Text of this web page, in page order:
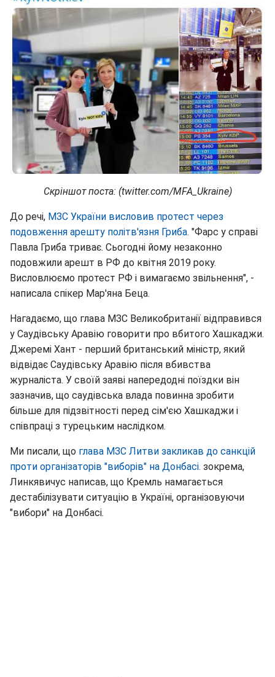
Скріншот поста: (twitter.com/MFA_Ukraine)
До речі, МЗС України висловив протест через
подовження арешту політв'язня Гриба. "Фарс у справі
Павла Гриба триває. Сьогодні йому незаконно
подовжили арешт в РФ до квітня 2019 року.
Висловлюємо протест РФ і вимагаємо звільнення", -
написала спікер Мар'яна Беца.
Нагадаємо, що глава МЗС Великобританії відправився
у Саудівську Аравію говорити про вбитого Хашкаджи.
Джеремі Хант - перший британський міністр, який
відвідає Саудівську Аравію після вбивства
журналіста. У своїй заяві напередодні поїздки він
зазначив, що саудівська влада повинна зробити
більше для підзвітності перед сім'єю Хашкаджи і
співпраці з турецьким наслідком.
Ми писали, що глава МЗС Литви закликав до санкцій
проти організаторів "виборів" на Донбасі. зокрема,
Линкявичус написав, що Кремль намагається
дестабілізувати ситуацію в Україні, організовуючи
"вибори" на Донбасі.